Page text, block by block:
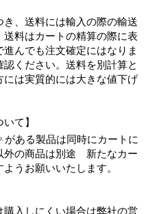
、送料には輸入の際の輸送
料はカートの精算の際に表
んでも注文確定にはなりま
ください。送料を別計算と
は実質的には大きな値下げ
て】
がある製品は同時にカートに
外の商品は別途 新たなカー
うお願いいたします。
入しにくい場合は弊社の営